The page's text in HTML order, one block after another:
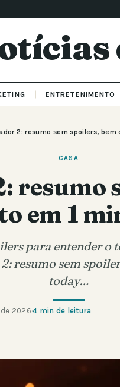
ENTRETENIMENTO
2: resumo sem spoilers, bem
CASA
resumo
em 1
para entender o
resumo sem
today…
2026·4 min de leitura